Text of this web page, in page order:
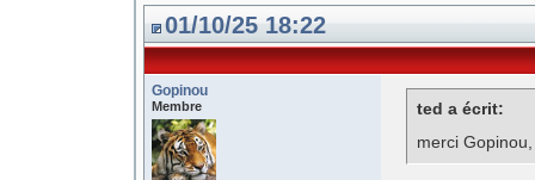
01/10/25 18:22
Gopinou
Membre
ted a écrit:
merci